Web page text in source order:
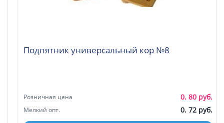
Подпятник универсальный кор №8
Розничная цена 0. 80 руб.
Мелкий опт. 0. 72 руб.